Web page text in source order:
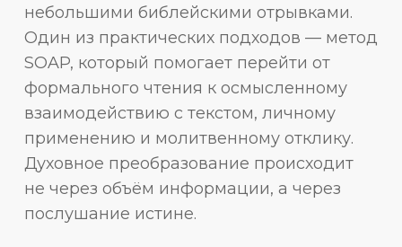
небольшими библейскими отрывками.
Один из практических подходов — метод
SOAP, который помогает перейти от
формального чтения к осмысленному
взаимодействию с текстом, личному
применению и молитвенному отклику.
Духовное преобразование происходит
не через объём информации, а через
послушание истине.